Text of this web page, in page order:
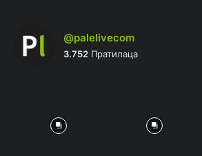
@palelivecom
3.752 Пратилаца